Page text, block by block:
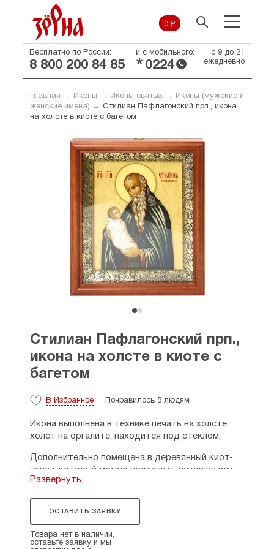
0 ₽
Бесплатно по России:
8 800 200 84 85
и с мобильного:
* 0224
с 9 до 21
ежедневно
Главная → Иконы → Иконы святых→
Иконы (мужские и
женские имена) → Стилиан Пафлагонский прп., икона
на холсте в киоте с багетом
Стилиан Пафлагонский прп.,
икона на холсте в киоте с
багетом
В Избранное Понравилось 5 людям
Икона выполнена в технике печать на холсте,
холст на оргалите, находится под стеклом.
Дополнительно помещена в деревянный киот-
пенал, который можно поставить на полку или
повесить за петельку.
которая называется басма — ручное тиснение
напечатано на высококачественном
Развернуть
ОСТАВИТЬ ЗАЯВКУ
Товара нет в наличии,
оставьте заявку и мы